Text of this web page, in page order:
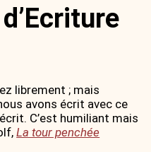
librement ; mais
avons écrit avec ce
C’est humiliant mais
La tour penchée